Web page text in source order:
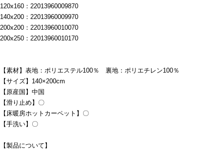
120x160：22013960009870
140x200：22013960009970
200x200：22013960010070
200x250：22013960010170
【素材】表地：ポリエステル100％ 裏地：ポリエチレン100％
【サイズ】140×200cm
【原産国】中国
【滑り止め】〇
【床暖房ホットカーペット】〇
【手洗い】〇
【製品について】